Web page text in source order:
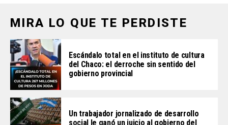
MIRA LO QUE TE PERDISTE
Escándalo total en el instituto de cultura
del Chaco: el derroche sin sentido del
gobierno provincial
Un trabajador jornalizado de desarrollo
social le ganó un juicio al gobierno del